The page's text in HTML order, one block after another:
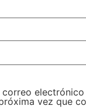
correo
vez que